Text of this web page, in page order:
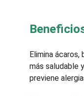
Elimina
más saludable
previene